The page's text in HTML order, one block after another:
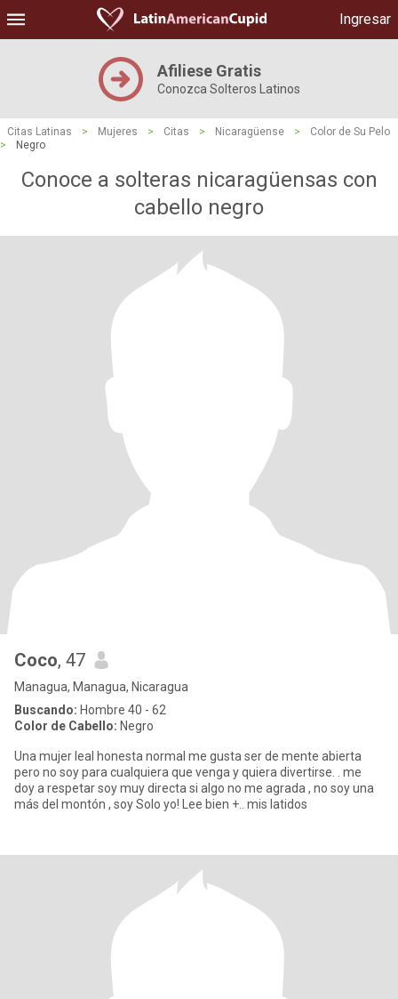
Ingresar
Afiliese Gratis
Conozca Solteros Latinos
Citas Latinas > Mujeres > Citas > Nicaragüense >
Color de Su Pelo
>
Negro
Conoce a solteras nicaragüensas con
cabello negro
Coco, 47
Managua, Managua, Nicaragua
Buscando: Hombre 40 - 62
Color de Cabello: Negro
Una mujer leal honesta normal me gusta ser de mente abierta
pero no soy para cualquiera que venga y quiera divertirse. . me
doy a respetar soy muy directa si algo no me agrada , no soy una
más del montón , soy Solo yo! Lee bien +.. mis latidos